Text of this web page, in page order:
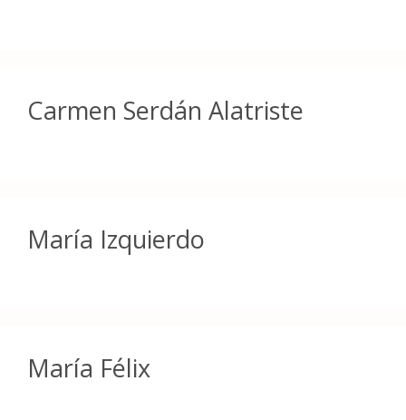
Carmen Serdán Alatriste
María Izquierdo
María Félix